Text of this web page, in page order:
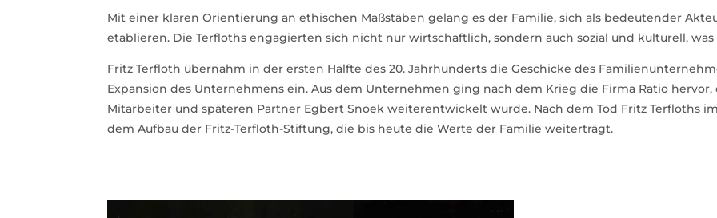
Mit einer klaren Orientierung an ethischen Maßstäben gelang es der Familie, sich als bedeutender
etablieren. Die Terfloths engagierten sich nicht nur wirtschaftlich, sondern auch sozial und kulturell,
Fritz Terfloth übernahm in der ersten Hälfte des 20. Jahrhunderts die Geschicke des
Expansion des Unternehmens ein. Aus dem Unternehmen ging nach dem Krieg die Firma Ratio
Mitarbeiter und späteren Partner Egbert Snoek weiterentwickelt wurde. Nach dem Tod Fritz Terfloths im
dem Aufbau der Fritz-Terfloth-Stiftung, die bis heute die Werte der Familie weiterträgt.